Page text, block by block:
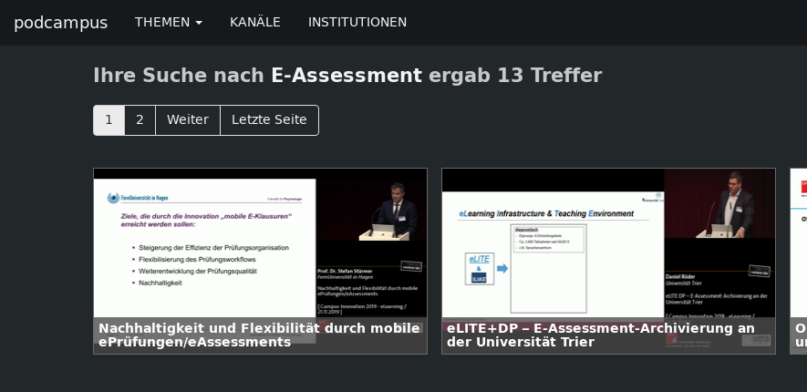
podcampus THEMEN KANÄLE INSTITUTIONEN
Ihre Suche nach E-Assessment ergab 13 Treffer
1 2 Weiter Letzte Seite
Nachhaltigkeit und Flexibilität durch mobile
ePrüfungen/eAssessments
eLITE+DP – E-Assessment-Archivierung an
der Universität Trier